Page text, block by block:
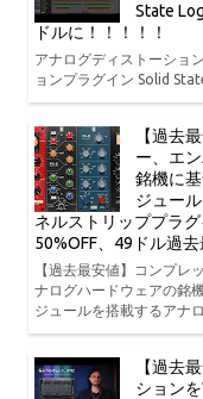
State
ドルに！！！！！
アナログディストーショ
ョンプラグイン Solid
【過去
ー、エ
銘機に
ジュー
ネルストリッププラ
50%OFF、49ドル過去
【過去最安値】コンプレ
ナログハードウェアの銘
ジュールを搭載するアナ
【過去
ション